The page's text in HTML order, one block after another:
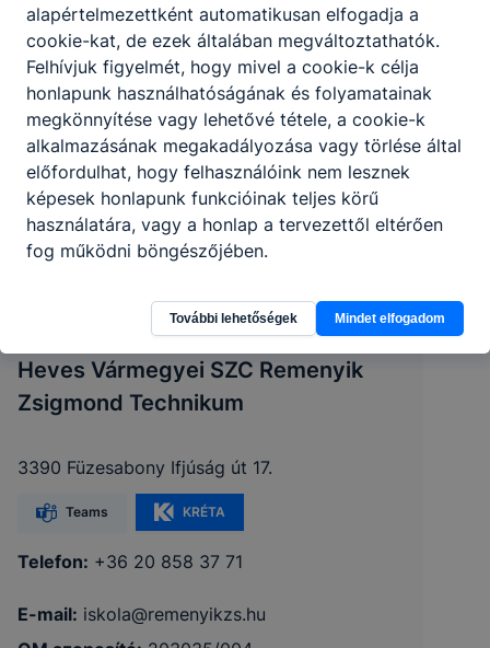
Heves Vármegyei SZC Remenyik
Zsigmond Technikum
3390 Füzesabony Ifjúság út 17.
Teams KRÉTA
Telefon: +36 20 858 37 71
E-mail: iskola@remenyikzs.hu
alapértelmezettként automatikusan elfogadja a
cookie-kat, de ezek általában megváltoztathatók.
Felhívjuk figyelmét, hogy mivel a cookie-k célja
honlapunk használhatóságának és folyamatainak
megkönnyítése vagy lehetővé tétele, a cookie-k
alkalmazásának megakadályozása vagy törlése által
előfordulhat, hogy felhasználóink nem lesznek
képesek honlapunk funkcióinak teljes körű
használatára, vagy a honlap a tervezettől eltérően
fog működni böngészőjében.
További lehetőségek Mindet elfogadom